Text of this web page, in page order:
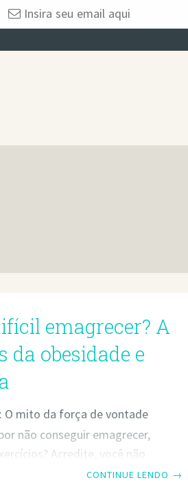
emagrecer? A
da obesidade e
O mito da força de vontade
não conseguir emagrecer,
Acredite, você não
acreditam que a obesidade
CONTINUE LENDO →